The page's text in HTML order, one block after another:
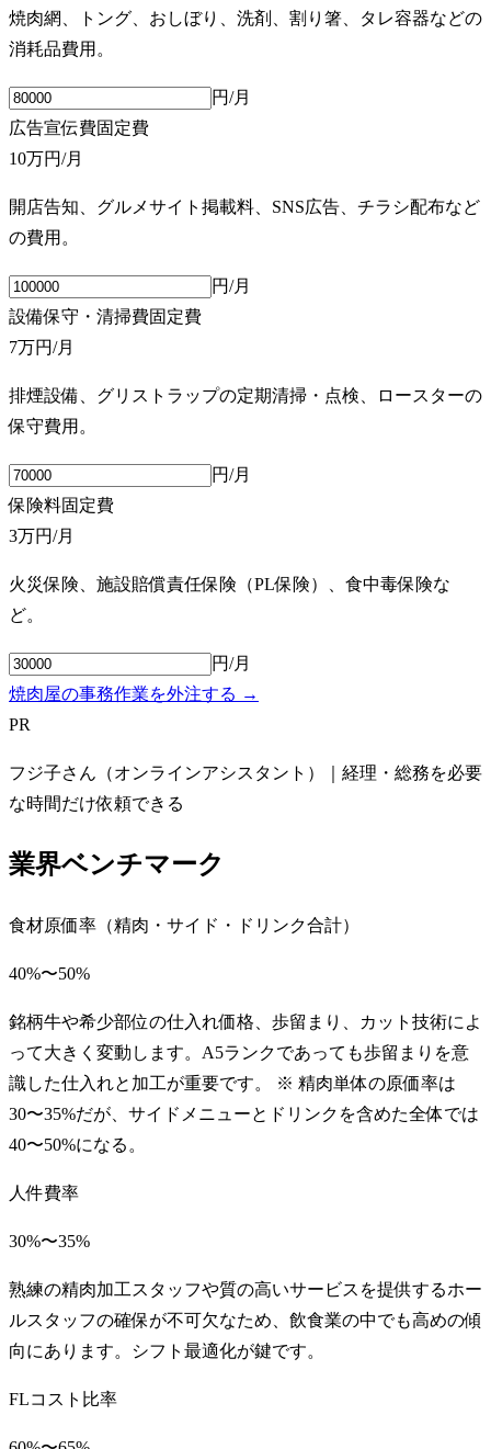
焼肉網、トング、おしぼり、洗剤、割り箸、タレ容器などの
消耗品費用。
円/月
広告宣伝費固定費
10万円/月
開店告知、グルメサイト掲載料、SNS広告、チラシ配布など
の費用。
円/月
設備保守・清掃費固定費
7万円/月
排煙設備、グリストラップの定期清掃・点検、ロースターの
保守費用。
円/月
保険料固定費
3万円/月
火災保険、施設賠償責任保険（PL保険）、食中毒保険な
ど。
円/月
焼肉屋の事務作業を外注する →
PR
フジ子さん（オンラインアシスタント）｜経理・総務を必要
な時間だけ依頼できる
業界ベンチマーク
食材原価率（精肉・サイド・ドリンク合計）
40%〜50%
銘柄牛や希少部位の仕入れ価格、歩留まり、カット技術によ
って大きく変動します。A5ランクであっても歩留まりを意
識した仕入れと加工が重要です。 ※ 精肉単体の原価率は
30〜35%だが、サイドメニューとドリンクを含めた全体では
40〜50%になる。
人件費率
30%〜35%
熟練の精肉加工スタッフや質の高いサービスを提供するホー
ルスタッフの確保が不可欠なため、飲食業の中でも高めの傾
向にあります。シフト最適化が鍵です。
FLコスト比率